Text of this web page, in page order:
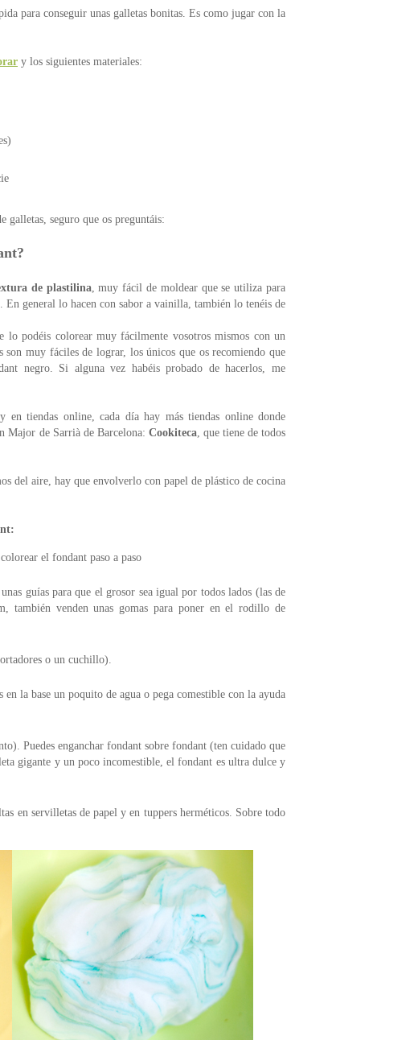
para conseguir unas galletas bonitas. Es como jugar con la
y los siguientes materiales:
galletas, seguro que os preguntáis:
de plastilina , muy fácil de moldear que se utiliza para
general lo hacen con sabor a vainilla, también lo tenéis de
lo podéis colorear muy fácilmente vosotros mismos con un
muy fáciles de lograr, los únicos que os recomiendo que
negro. Si alguna vez habéis probado de hacerlos, me
en tiendas online, cada día hay más tiendas online donde
Major de Sarrià de Barcelona: Cookiteca , que tiene de todos
del aire, hay que envolverlo con papel de plástico de cocina
el fondant paso a paso
guías para que el grosor sea igual por todos lados (las de
también venden unas gomas para poner en el rodillo de
o un cuchillo).
la base un poquito de agua o pega comestible con la ayuda
Puedes enganchar fondant sobre fondant (ten cuidado que
gigante y un poco incomestible, el fondant es ultra dulce y
en servilletas de papel y en tuppers herméticos. Sobre todo